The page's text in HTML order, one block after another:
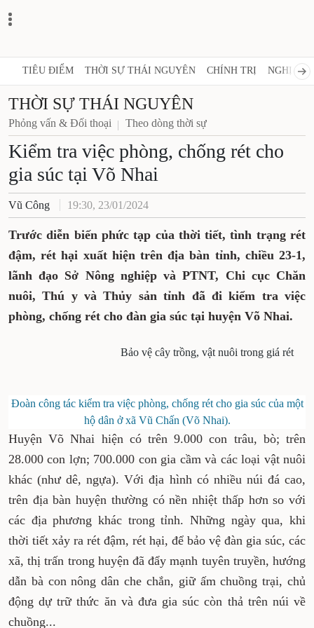
TIÊU ĐIỂM THỜI SỰ THÁI NGUYÊN CHÍNH TRỊ NGHỊ
THỜI SỰ THÁI NGUYÊN
Phỏng vấn & Đối thoại Theo dòng thời sự
Kiểm tra việc phòng, chống rét cho
gia súc tại Võ Nhai
Vũ Công 19:30, 23/01/2024
Trước diễn biến phức tạp của thời tiết, tình trạng rét
đậm, rét hại xuất hiện trên địa bàn tỉnh, chiều 23-1,
lãnh đạo Sở Nông nghiệp và PTNT, Chi cục Chăn
nuôi, Thú y và Thủy sản tỉnh đã đi kiểm tra việc
phòng, chống rét cho đàn gia súc tại huyện Võ Nhai.
Bảo vệ cây trồng, vật nuôi trong giá rét
Đoàn công tác kiểm tra việc phòng, chống rét cho gia súc của một
hộ dân ở xã Vũ Chấn (Võ Nhai).
Huyện Võ Nhai hiện có trên 9.000 con trâu, bò; trên
28.000 con lợn; 700.000 con gia cầm và các loại vật nuôi
khác (như dê, ngựa). Với địa hình có nhiều núi đá cao,
trên địa bàn huyện thường có nền nhiệt thấp hơn so với
các địa phương khác trong tỉnh. Những ngày qua, khi
thời tiết xảy ra rét đậm, rét hại, để bảo vệ đàn gia súc, các
xã, thị trấn trong huyện đã đẩy mạnh tuyên truyền, hướng
dẫn bà con nông dân che chắn, giữ ấm chuồng trại, chủ
động dự trữ thức ăn và đưa gia súc còn thả trên núi về
chuồng...